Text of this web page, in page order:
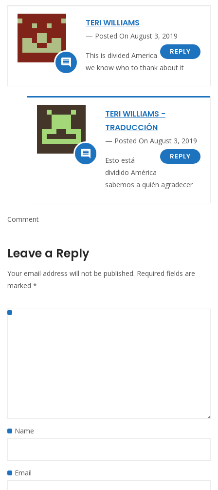

TERI WILLIAMS
Posted On August 3, 2019
REPLY
This is divided America
we know who to thank about it

TERI WILLIAMS -
TRADUCCIÓN
Posted On August 3, 2019
REPLY
Esto está
dividido América
sabemos a quién agradecer
Comment
Leave a Reply
Your email address will not be published. Required fields are
marked *
Name
Email